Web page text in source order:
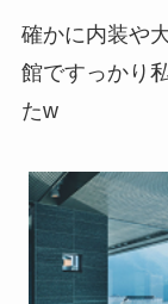
確かに内装や
館ですっかり
たw